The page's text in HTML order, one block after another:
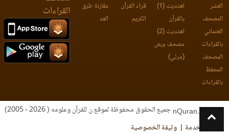
العشر
المصحف
العثماني
بالقراءات
المصحف
المحفظ
بالقراءات
اهتديت (1)
بالقرآن
اهتديت (2)
مصحف ورش
(مرئي)
قراء القرآن
الكريم
مقارنة طرق
العد
القراءات
جميع الحقوق محفوظة لموقع ن للقرآن وعلومه ( 2026 - 2005)
اتفاقية الخدمة
وثيقة الخصوصية